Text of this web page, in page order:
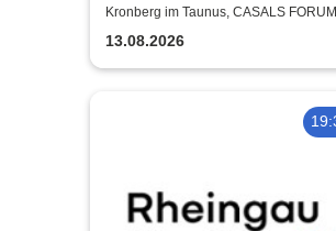
Virtuosität - Jinhyung
Kronberg im Taunus, CASALS
Bechtein Saal
13.08.2026